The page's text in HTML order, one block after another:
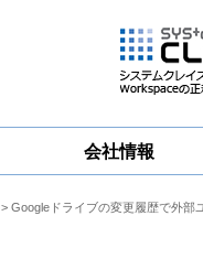
Google
会社情報
> Googleドライブの変更履歴で外部